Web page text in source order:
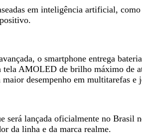
em inteligência artificial,
o smartphone entrega
AMOLED de brilho máximo de
desempenho em multitarefas e
será lançada oficialmente no
da linha e da marca realme.